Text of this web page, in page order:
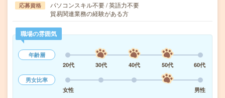
応募資格
パソコンスキル不要 / 英語力不要
貿易関連業務の経験がある方
職場の雰囲気
年齢層
20代
30代 40代 50代
60代
男女比率
女性
男性